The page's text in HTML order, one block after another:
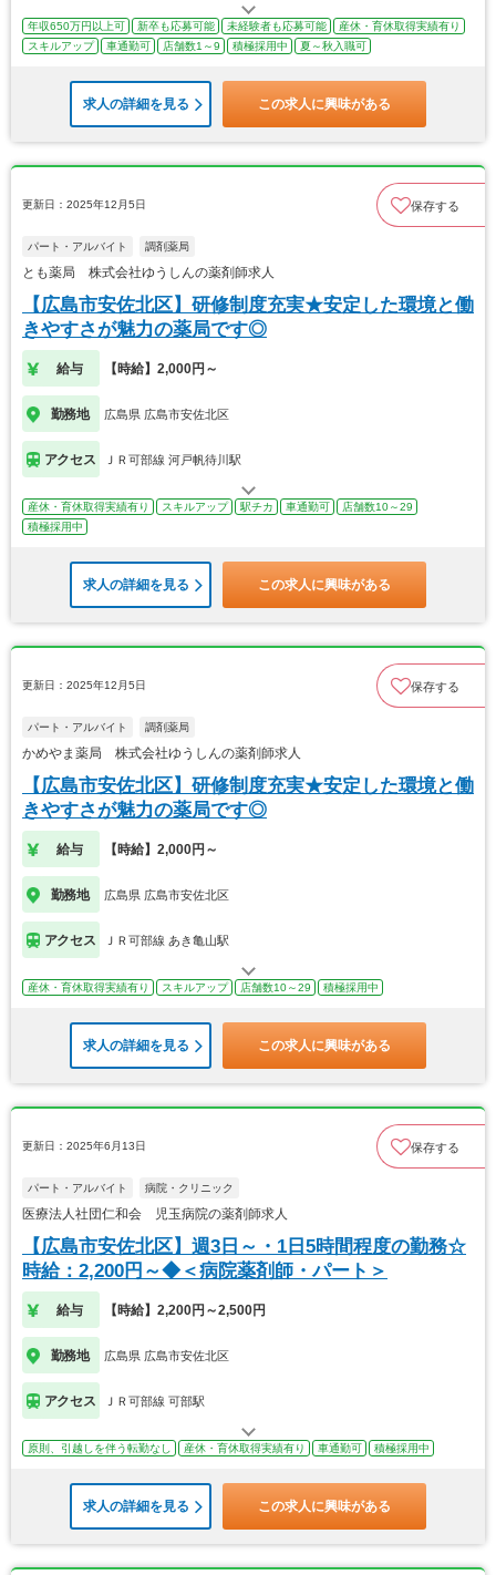
年収650万円以上可 新卒も応募可能 未経験者も応募可能
産休・育休取得実績有り
スキルアップ
車通勤可 店舗数1～9 積極採用中 夏～秋入職可
求人の詳細を見る この求人に興味がある
更新日：2025年12月5日 保存する
パート・アルバイト 調剤薬局
とも薬局 株式会社ゆうしんの薬剤師求人
【広島市安佐北区】研修制度充実★安定した環境と働
きやすさが魅力の薬局です◎
給与 【時給】2,000円～
勤務地 広島県 広島市安佐北区
アクセス ＪＲ可部線 河戸帆待川駅
産休・育休取得実績有り スキルアップ 駅チカ 車通勤可
店舗数10～29
積極採用中
求人の詳細を見る この求人に興味がある
更新日：2025年12月5日 保存する
パート・アルバイト 調剤薬局
かめやま薬局 株式会社ゆうしんの薬剤師求人
【広島市安佐北区】研修制度充実★安定した環境と働
きやすさが魅力の薬局です◎
給与 【時給】2,000円～
勤務地 広島県 広島市安佐北区
アクセス ＪＲ可部線 あき亀山駅
産休・育休取得実績有り スキルアップ 店舗数10～29 積極採用中
求人の詳細を見る この求人に興味がある
更新日：2025年6月13日 保存する
パート・アルバイト 病院・クリニック
医療法人社団仁和会 児玉病院の薬剤師求人
【広島市安佐北区】週3日～・1日5時間程度の勤務☆
時給：2,200円～◆＜病院薬剤師・パート＞
給与 【時給】2,200円～2,500円
勤務地 広島県 広島市安佐北区
アクセス ＪＲ可部線 可部駅
原則、引越しを伴う転勤なし 産休・育休取得実績有り 車通勤可 積極採用中
求人の詳細を見る この求人に興味がある